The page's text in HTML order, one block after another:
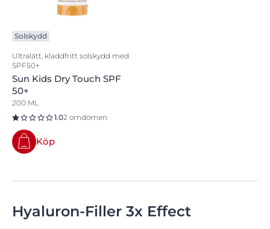
Solskydd
Ultralätt, kladdfritt solskydd med
SPF50+
Sun Kids Dry Touch SPF
50+
200 ML
1.02 omdömen
Köp
Hyaluron-Filler 3x Effect